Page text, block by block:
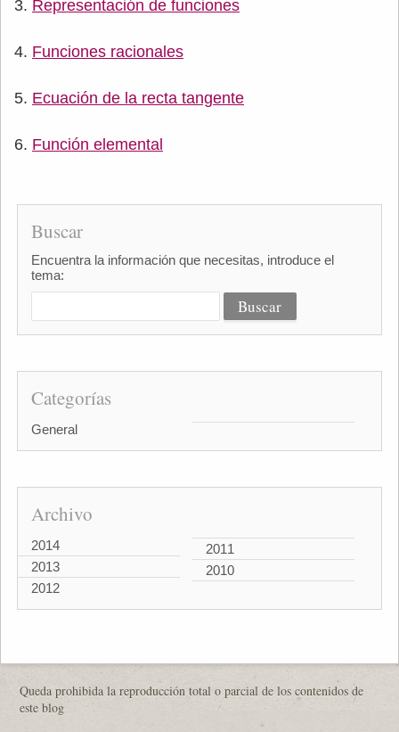
Representación de funciones
Funciones racionales
Ecuación de la recta tangente
Función elemental
Buscar
Encuentra la información que necesitas, introduce el
tema:
Categorías
General
Archivo
2014
2013
2012
2011
2010
Queda prohibida la reproducción total o parcial de los contenidos de
este blog